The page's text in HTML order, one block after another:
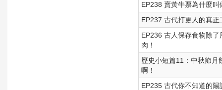
EP238 賣黃牛票為什麼
EP237 古代打更人的真
EP236 古人保存食物除
肉！
歷史小短篇11：中秋節月
啊！
EP235 古代你不知道的